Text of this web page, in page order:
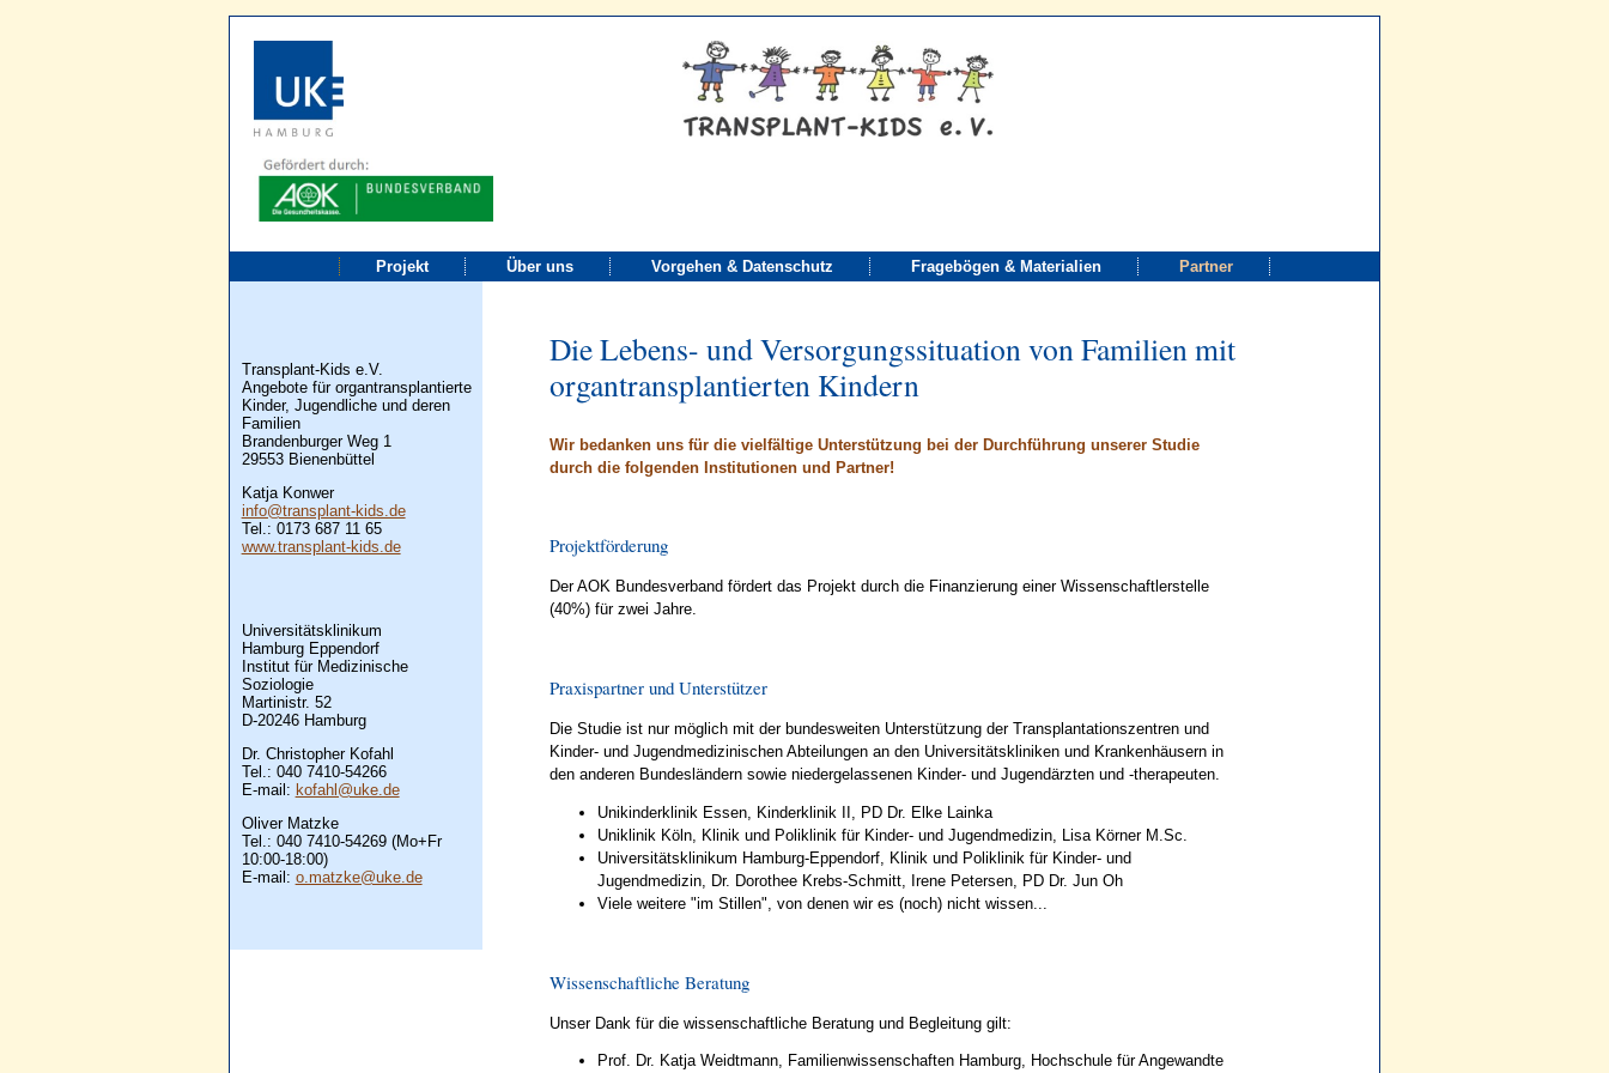
Projekt Über uns Vorgehen & Datenschutz Fragebögen & Materialien Partner
Transplant-Kids e.V.
Angebote für organtransplantierte
Kinder, Jugendliche und deren
Familien
Brandenburger Weg 1
29553 Bienenbüttel
Katja Konwer
info@transplant-kids.de
Tel.: 0173 687 11 65
www.transplant-kids.de
Universitätsklinikum
Hamburg Eppendorf
Institut für Medizinische
Soziologie
Martinistr. 52
D-20246 Hamburg
Dr. Christopher Kofahl
Tel.: 040 7410-54266
E-mail: kofahl@uke.de
Oliver Matzke
Tel.: 040 7410-54269 (Mo+Fr
10:00-18:00)
E-mail: o.matzke@uke.de
Die Lebens- und Versorgungssituation von Familien mit
organtransplantierten Kindern
Wir bedanken uns für die vielfältige Unterstützung bei der Durchführung unserer Studie
durch die folgenden Institutionen und Partner!
Projektförderung
Der AOK Bundesverband fördert das Projekt durch die Finanzierung einer Wissenschaftlerstelle
(40%) für zwei Jahre.
Praxispartner und Unterstützer
Die Studie ist nur möglich mit der bundesweiten Unterstützung der Transplantationszentren und
Kinder- und Jugendmedizinischen Abteilungen an den Universitätskliniken und Krankenhäusern in
den anderen Bundesländern sowie niedergelassenen Kinder- und Jugendärzten und -therapeuten.
Unikinderklinik Essen, Kinderklinik II, PD Dr. Elke Lainka
Uniklinik Köln, Klinik und Poliklinik für Kinder- und Jugendmedizin, Lisa Körner M.Sc.
Universitätsklinikum Hamburg-Eppendorf, Klinik und Poliklinik für Kinder- und
Jugendmedizin, Dr. Dorothee Krebs-Schmitt, Irene Petersen, PD Dr. Jun Oh
Viele weitere "im Stillen", von denen wir es (noch) nicht wissen...
Wissenschaftliche Beratung
Unser Dank für die wissenschaftliche Beratung und Begleitung gilt:
Prof. Dr. Katja Weidtmann, Familienwissenschaften Hamburg, Hochschule für Angewandte